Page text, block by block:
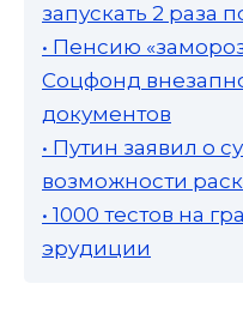
запускать 2 раза
• Пенсию
Соцфонд
документов
• Путин заявил о
возможности
• 1000 тестов на
эрудиции